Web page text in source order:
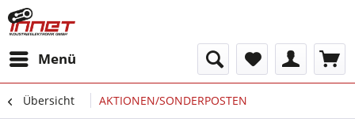
Menü
Übersicht AKTIONEN/SONDERPOSTEN